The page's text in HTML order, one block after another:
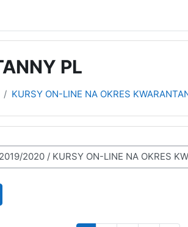
PL
KURSY ON-LINE NA OKRES
kursy